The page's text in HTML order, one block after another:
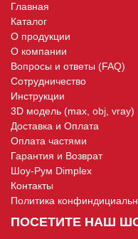
Главная
Каталог
О продукции
О компании
Вопросы и ответы (FAQ)
Сотрудничество
Инструкции
3D модель (max, obj, vray)
Доставка и Оплата
Оплата частями
Гарантия и Возврат
Шоу-Рум Dimplex
Контакты
Политика
ПОСЕТИТЕ НАШ